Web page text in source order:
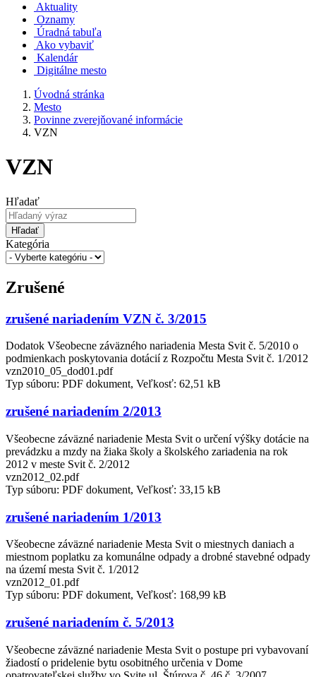
Aktuality
Oznamy
Úradná tabuľa
Ako vybaviť
Kalendár
Digitálne mesto
Úvodná stránka
Mesto
Povinne zverejňované informácie
VZN
VZN
Hľadať
Hľadať
Kategória
Zrušené
zrušené nariadením VZN č. 3/2015
Dodatok Všeobecne záväzného nariadenia Mesta Svit č. 5/2010 o
podmienkach poskytovania dotácií z Rozpočtu Mesta Svit č. 1/2012
vzn2010_05_dod01.pdf
Typ súboru: PDF dokument, Veľkosť: 62,51 kB
zrušené nariadením 2/2013
Všeobecne záväzné nariadenie Mesta Svit o určení výšky dotácie na
prevádzku a mzdy na žiaka školy a školského zariadenia na rok
2012 v meste Svit č. 2/2012
vzn2012_02.pdf
Typ súboru: PDF dokument, Veľkosť: 33,15 kB
zrušené nariadením 1/2013
Všeobecne záväzné nariadenie Mesta Svit o miestnych daniach a
miestnom poplatku za komunálne odpady a drobné stavebné odpady
na území mesta Svit č. 1/2012
vzn2012_01.pdf
Typ súboru: PDF dokument, Veľkosť: 168,99 kB
zrušené nariadením č. 5/2013
Všeobecne záväzné nariadenie Mesta Svit o postupe pri vybavovaní
žiadostí o pridelenie bytu osobitného určenia v Dome